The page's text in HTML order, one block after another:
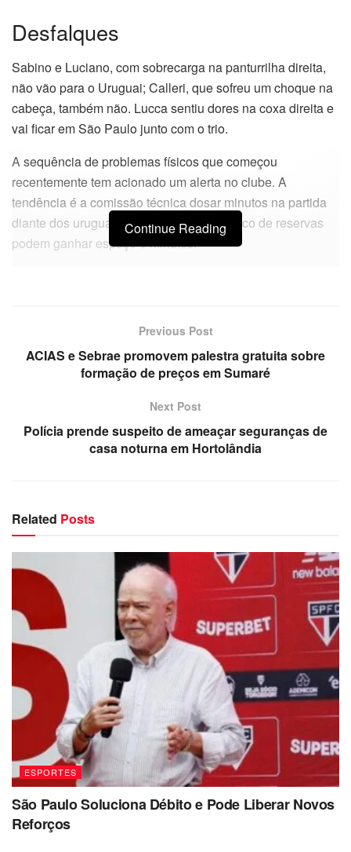
Desfalques
Sabino e Luciano, com sobrecarga na panturrilha direita,
não vão para o Uruguai; Calleri, que sofreu um choque na
cabeça, também não. Lucca sentiu dores na coxa direita e
vai ficar em São Paulo junto com o trio.
A sequência de problemas físicos que começou
recentemente tem acionado um alerta no clube. A
tendência é a comissão técnica dosar minutos na partida
diante dos uruguaios, e jogadores do banco de reservas
podem ganhar espaço e minutos.
Continue Reading
Previous Post
ACIAS e Sebrae promovem palestra gratuita sobre
formação de preços em Sumaré
Next Post
Polícia prende suspeito de ameaçar seguranças de
casa noturna em Hortolândia
Related Posts
ESPORTES
São Paulo Soluciona Débito e Pode Liberar Novos
Reforços